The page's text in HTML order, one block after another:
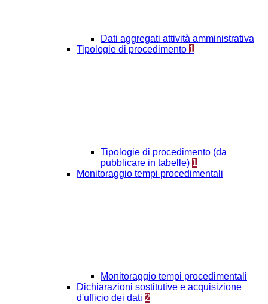
Dati aggregati attività amministrativa
Tipologie di procedimento 1
Tipologie di procedimento (da
pubblicare in tabelle) 1
Monitoraggio tempi procedimentali
Monitoraggio tempi procedimentali
Dichiarazioni sostitutive e acquisizione
d'ufficio dei dati 2